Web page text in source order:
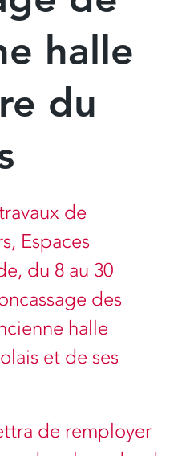
halle
du
de
Espaces
du 8 au 30
des
halle
et de ses
de remployer